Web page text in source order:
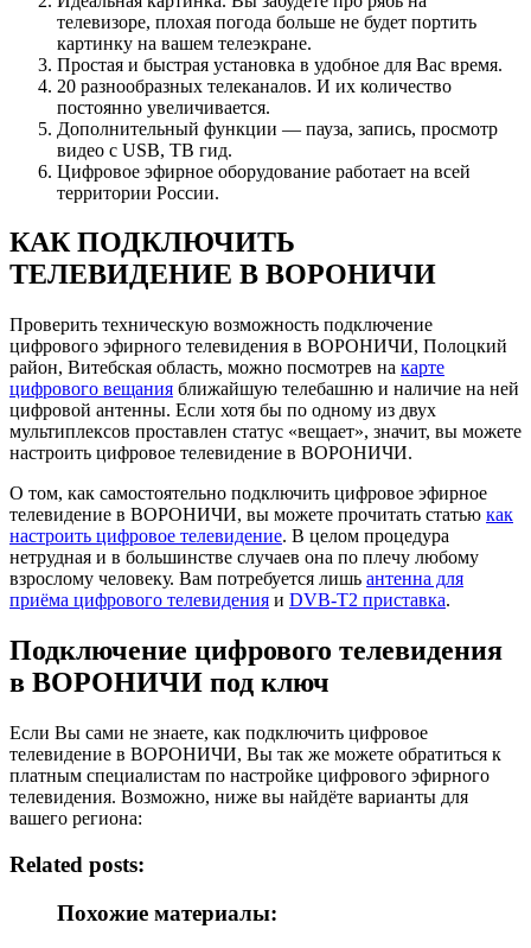
телевизоре, плохая погода больше не будет портить
картинку на вашем телеэкране.
Простая и быстрая установка в удобное для Вас время.
20 разнообразных телеканалов. И их количество
постоянно увеличивается.
Дополнительный функции — пауза, запись, просмотр
видео с USB, ТВ гид.
Цифровое эфирное оборудование работает на всей
территории России.
КАК ПОДКЛЮЧИТЬ
ТЕЛЕВИДЕНИЕ В ВОРОНИЧИ
Проверить техническую возможность подключение
цифрового эфирного телевидения в ВОРОНИЧИ, Полоцкий
район, Витебская область, можно посмотрев на карте
цифрового вещания ближайшую телебашню и наличие на ней
цифровой антенны. Если хотя бы по одному из двух
мультиплексов проставлен статус «вещает», значит, вы можете
настроить цифровое телевидение в ВОРОНИЧИ.
О том, как самостоятельно подключить цифровое эфирное
телевидение в ВОРОНИЧИ, вы можете прочитать статью как
настроить цифровое телевидение. В целом процедура
нетрудная и в большинстве случаев она по плечу любому
взрослому человеку. Вам потребуется лишь антенна для
приёма цифрового телевидения и DVB-T2 приставка.
Подключение цифрового телевидения
в ВОРОНИЧИ под ключ
Если Вы сами не знаете, как подключить цифровое
телевидение в ВОРОНИЧИ, Вы так же можете обратиться к
платным специалистам по настройке цифрового эфирного
телевидения. Возможно, ниже вы найдёте варианты для
вашего региона:
Related posts:
Похожие материалы: